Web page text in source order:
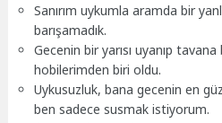
Sanırım uykumla aramda bir
barışamadık.
Gecenin bir yarısı uyanıp
hobilerimden biri oldu.
Uykusuzluk, bana gecenin en
ben sadece susmak istiyorum.